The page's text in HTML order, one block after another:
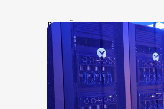
DAS KÖNNTE SIE AUCH